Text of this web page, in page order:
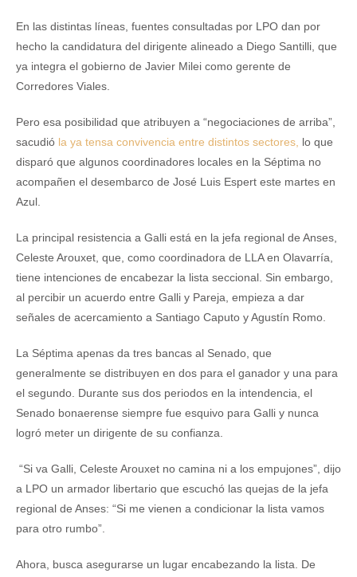
En las distintas líneas, fuentes consultadas por LPO dan por
hecho la candidatura del dirigente alineado a Diego Santilli, que
ya integra el gobierno de Javier Milei como gerente de
Corredores Viales.
Pero esa posibilidad que atribuyen a “negociaciones de arriba”,
sacudió la ya tensa convivencia entre distintos sectores, lo que
disparó que algunos coordinadores locales en la Séptima no
acompañen el desembarco de José Luis Espert este martes en
Azul.
La principal resistencia a Galli está en la jefa regional de Anses,
Celeste Arouxet, que, como coordinadora de LLA en Olavarría,
tiene intenciones de encabezar la lista seccional. Sin embargo,
al percibir un acuerdo entre Galli y Pareja, empieza a dar
señales de acercamiento a Santiago Caputo y Agustín Romo.
La Séptima apenas da tres bancas al Senado, que
generalmente se distribuyen en dos para el ganador y una para
el segundo. Durante sus dos periodos en la intendencia, el
Senado bonaerense siempre fue esquivo para Galli y nunca
logró meter un dirigente de su confianza.
“Si va Galli, Celeste Arouxet no camina ni a los empujones”, dijo
a LPO un armador libertario que escuchó las quejas de la jefa
regional de Anses: “Si me vienen a condicionar la lista vamos
para otro rumbo”.
Ahora, busca asegurarse un lugar encabezando la lista. De